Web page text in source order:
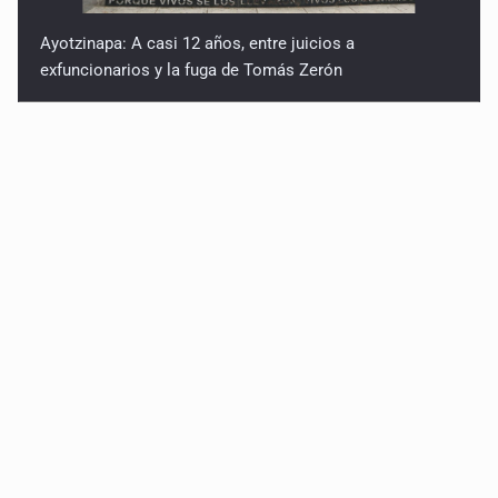
Ayotzinapa: A casi 12 años, entre juicios a
exfuncionarios y la fuga de Tomás Zerón